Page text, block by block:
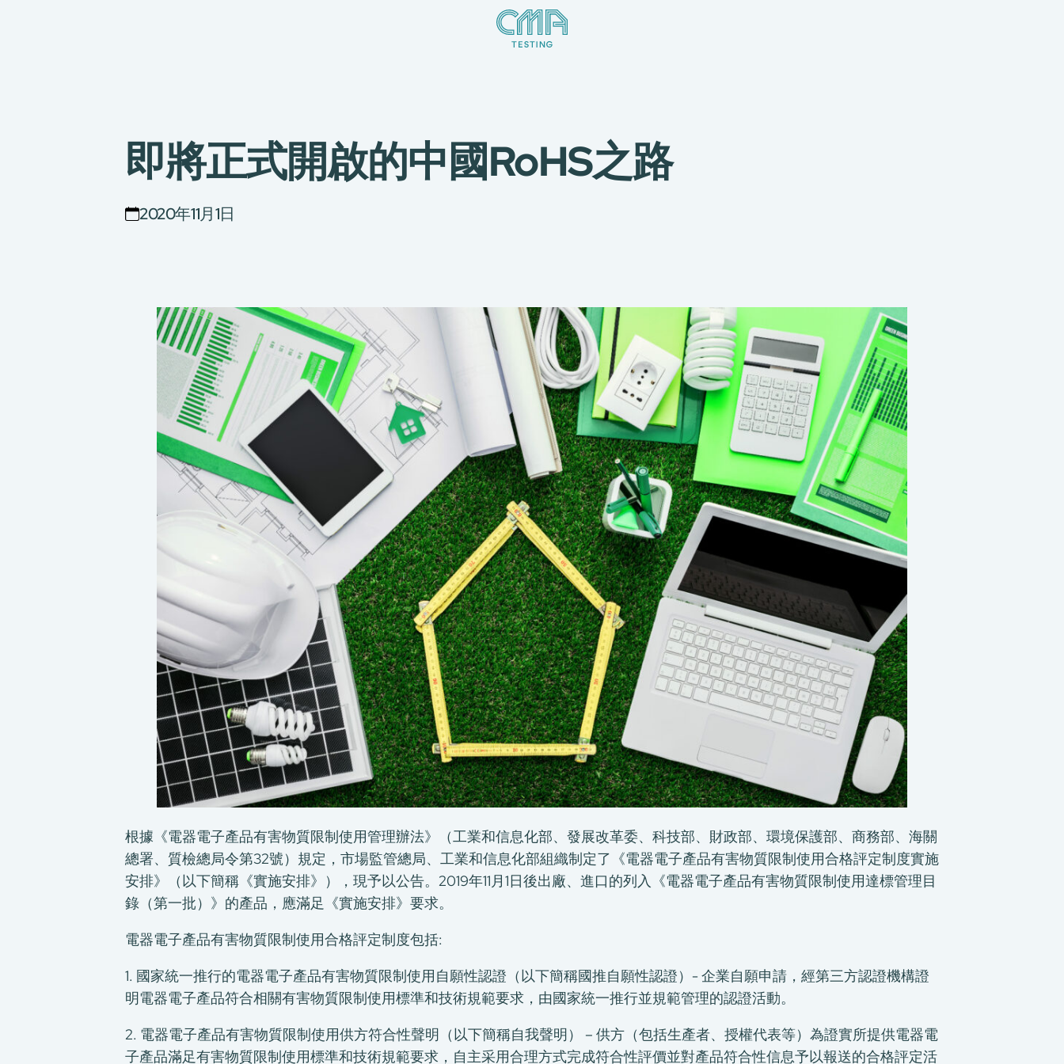
即將正式開啟的中國RoHS之路
2020年11月1日
根據《電器電子產品有害物質限制使用管理辦法》（工業和信息化部、發展改革委、科技部、財政部、環境保護部、商務部、海關
總署、質檢總局令第32號）規定，市場監管總局、工業和信息化部組織制定了《電器電子產品有害物質限制使用合格評定制度實施
安排》（以下簡稱《實施安排》），現予以公告。2019年11月1日後出廠、進口的列入《電器電子產品有害物質限制使用達標管理目
錄（第一批）》的產品，應滿足《實施安排》要求。
電器電子產品有害物質限制使用合格評定制度包括:
1. 國家統一推行的電器電子產品有害物質限制使用自願性認證（以下簡稱國推自願性認證）- 企業自願申請，經第三方認證機構證
明電器電子產品符合相關有害物質限制使用標準和技術規範要求，由國家統一推行並規範管理的認證活動。
2. 電器電子產品有害物質限制使用供方符合性聲明（以下簡稱自我聲明） – 供方（包括生產者、授權代表等）為證實所提供電器電
子產品滿足有害物質限制使用標準和技術規範要求，自主采用合理方式完成符合性評價並對產品符合性信息予以報送的合格評定活